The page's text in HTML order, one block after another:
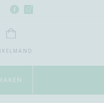
Facebook
Ortho4you
Instagram
Ortho4you